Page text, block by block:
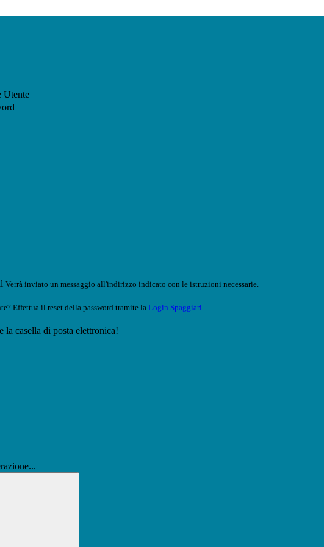
Utente
Verrà inviato un messaggio all'indirizzo indicato con le istruzioni necessarie.
Effettua il reset della password tramite la Login Spaggiari
casella di posta elettronica!